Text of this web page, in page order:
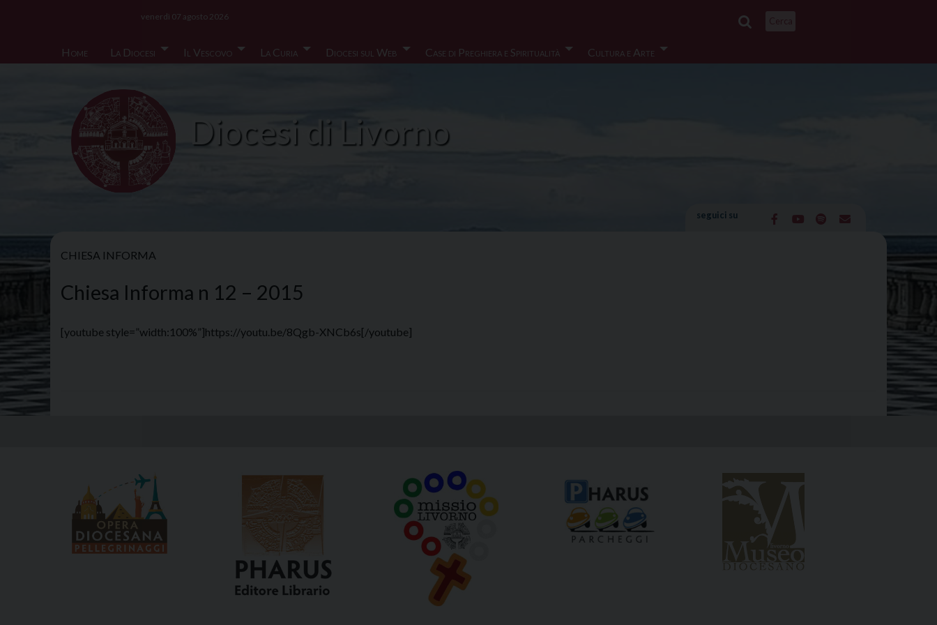
Home
La Diocesi Il Vescovo La Curia Diocesi sul Web Case di Preghiera e Spiritualità Cultura e Arte
venerdì 07 agosto 2026
Diocesi di Livorno
seguici su
CHIESA INFORMA
Chiesa Informa n 12 – 2015
[youtube style=”width:100%”]https://youtu.be/8Qgb-XNCb6s[/youtube]